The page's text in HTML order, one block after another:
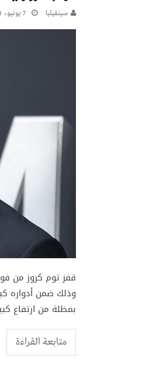
سينفيليا 7 يونيو، 2018
قفز توم كروز من
وذلك ضمن أدواره
بمظلة من ارتفاع
متابعة القراءة